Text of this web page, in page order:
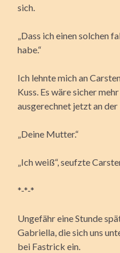
sich.
„Dass ich einen solchen
habe.“
Ich lehnte mich an
Kuss. Es wäre sicher
ausgerechnet jetzt an
„Deine Mutter.“
„Ich weiß“, seufzte
*-*-*
Ungefähr eine Stunde
Gabriella, die sich uns
bei Fastrick ein.